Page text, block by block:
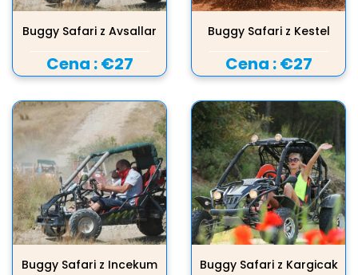
Buggy Safari z Avsallar
Cena :€27
Buggy Safari z Kestel
Cena :€27
Buggy Safari z Incekum Buggy Safari z Kargicak